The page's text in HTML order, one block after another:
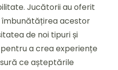
Jucătorii au oferit
îmbunătățirea acestor
de noi tipuri și
a crea experiențe
ce așteptările